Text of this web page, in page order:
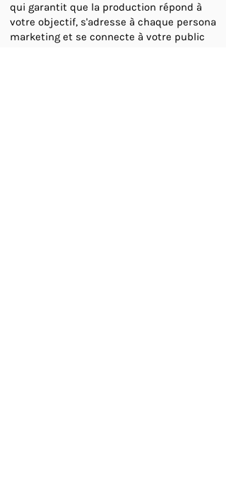
qui garantit que la production répond à
votre objectif, s'adresse à chaque persona
marketing et se connecte à votre public